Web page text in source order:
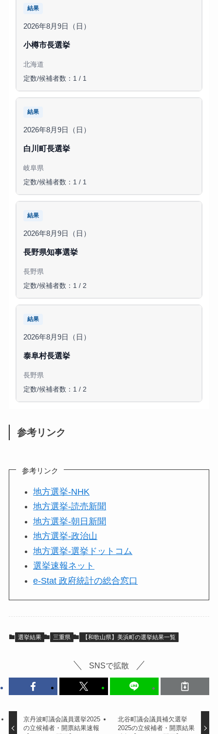
結果
2026年8月9日（日）
小樽市長選挙
北海道
定数/候補者数：1 / 1
結果
2026年8月9日（日）
白川町長選挙
岐阜県
定数/候補者数：1 / 1
結果
2026年8月9日（日）
長野県知事選挙
長野県
定数/候補者数：1 / 2
結果
2026年8月9日（日）
泰阜村長選挙
長野県
定数/候補者数：1 / 2
参考リンク
参考リンク
地方選挙-NHK
地方選挙-読売新聞
地方選挙-朝日新聞
地方選挙-政治山
地方選挙-選挙ドットコム
選挙速報ネット
e-Stat 政府統計の総合窓口
選挙結果 三重県 【和歌山県】美浜町の選挙結果一覧
SNSで拡散
京丹波町議会議員選挙2025
の立候補者・開票結果速報
北谷町議会議員補欠選挙
2025の立候補者・開票結果